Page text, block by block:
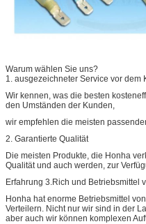
Warum wählen Sie uns?
1. ausgezeichneter Service vor dem
Wir kennen, was die besten
den Umständen der Kunden,
wir empfehlen die meisten
2. Garantierte Qualität
Die meisten Produkte, die Honha
Qualität und auch werden, zur
Erfahrung 3.Rich und Betriebsmittel
Honha hat enorme Betriebsmittel
Verteilern. Nicht nur wir sind in der
aber auch wir können komplexen